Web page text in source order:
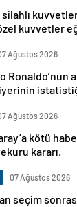
kuvvetler
Ağustos 2026
Ronaldo’nun
Ağustos 2026
kötü
kararı.
07 Ağustos 2026
seçim